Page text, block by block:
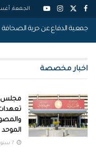
الجمعة,
جمعية الدفاع عن حرية الصحافة
اخبار مخصصة
مجلس
الموحد